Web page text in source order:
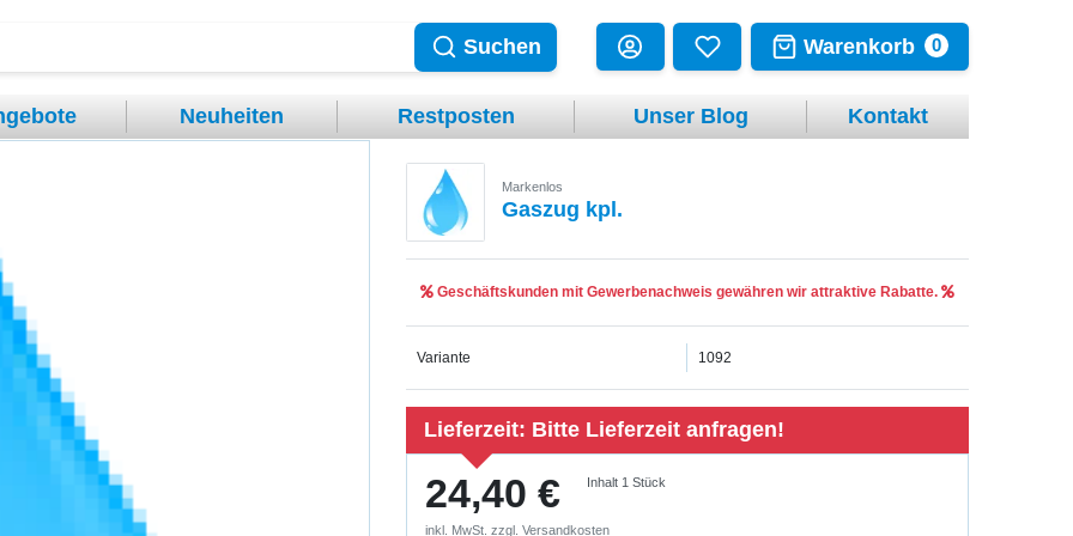
Warenkorb 0
Suchen
Neuheiten Restposten Unser Blog Kontakt
Markenlos
Gaszug kpl.
Geschäftskunden mit Gewerbenachweis gewähren wir attraktive Rabatte.
Variante 1092
Lieferzeit: Bitte Lieferzeit anfragen!
24,40 € Inhalt 1Stück
inkl. MwSt. zzgl. Versandkosten